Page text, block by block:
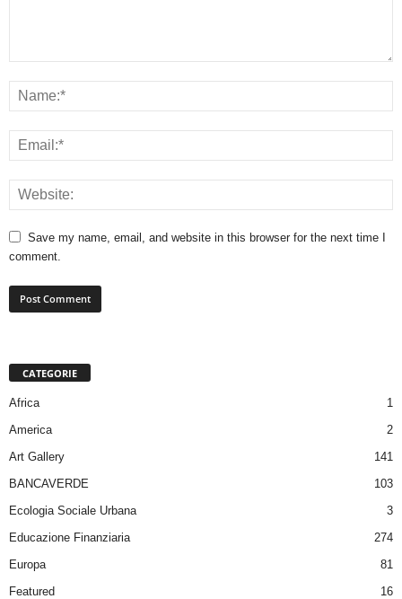
Save my name, email, and website in this browser for the next time I
comment.
CATEGORIE
Africa
1
America
2
Art Gallery
141
BANCAVERDE
103
Ecologia Sociale Urbana
3
Educazione Finanziaria
274
Europa
81
Featured
16